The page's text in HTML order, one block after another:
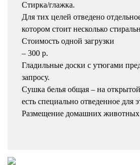
Стирка/глажка.
Для тих целей отведено
котором стоит несколько
Стоимость одной загрузки
– 300 р.
Гладильные доски с утюгами
запросу.
Сушка белья общая – на
есть специально отведенное для
Размещение домашних животных